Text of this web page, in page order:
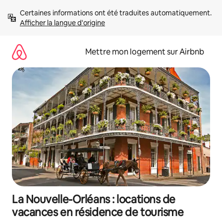
directement
Afficher la langue d'origine
Mettre mon logement sur Airbnb
La Nouvelle-Orléans : locations de
vacances en résidence de tourisme